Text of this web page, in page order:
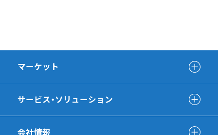
マーケット
サービス・ソリューション
会社情報